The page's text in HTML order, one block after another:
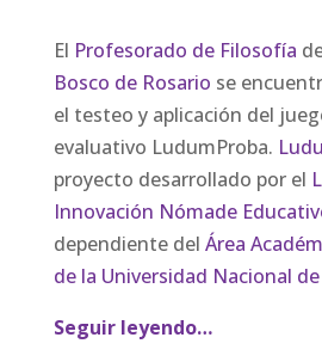
El Profesorado de Filosofía
Bosco de Rosario se
el testeo y aplicación del
evaluativo LudumProba.
proyecto desarrollado por el
Innovación Nómade
dependiente del Área
de la Universidad Nacional
Seguir leyendo…